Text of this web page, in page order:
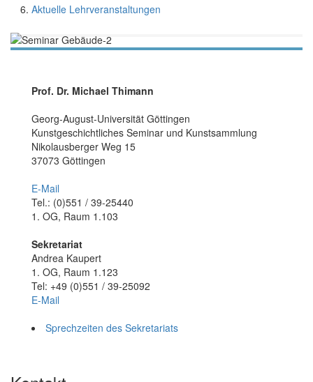
Aktuelle Lehrveranstaltungen
Prof. Dr. Michael Thimann
Georg-August-Universität Göttingen
Kunstgeschichtliches Seminar und Kunstsammlung
Nikolausberger Weg 15
37073 Göttingen
E-Mail
Tel.: (0)551 / 39-25440
1. OG, Raum 1.103
Sekretariat
Andrea Kaupert
1. OG, Raum 1.123
Tel: +49 (0)551 / 39-25092
E-Mail
Sprechzeiten des Sekretariats